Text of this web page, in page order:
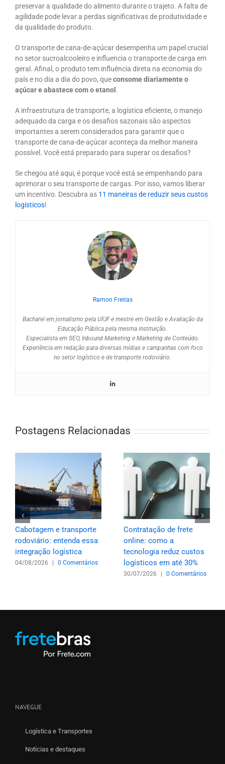
preservar a qualidade do alimento durante o trajeto. A falta de
agilidade pode levar a perdas significativas de produtividade e
da qualidade do produto.
O transporte de cana-de-açúcar desempenha um papel crucial
no setor sucroalcooleiro e influencia o transporte de carga em
geral. Afinal, o produto tem influência direta na economia do
país e no dia a dia do povo, queconsome diariamente o
açúcar e abastece com o etanol.
A infraestrutura de transporte, a logística eficiente, o manejo
adequado da carga e os desafios sazonais são aspectos
importantes a serem considerados para garantir que o
transporte de cana-de-açúcar aconteça da melhor maneira
possível. Você está preparado para superar os desafios?
Se chegou até aqui, é porque você está se empenhando para
aprimorar o seu transporte de cargas. Por isso, vamos liberar
um incentivo. Descubra as 11 maneiras de reduzir seus custos
logísticos!
Ramon Freitas
Bacharel em jornalismo pela UFJF e mestre em Gestão e Avaliação da
Educação Pública pela mesma instituição.
Especialista em SEO, Inbound Marketing e Marketing de Conteúdo.
Experiência em redação para diversas mídias e campanhas com foco
no setor logístico e de transporte rodoviário.
Postagens Relacionadas
Cabotagem e transporte
rodoviário: entenda essa
integração logística
04/08/2026 0 Comentários
Contratação de frete
online: como a
tecnologia reduz custos
logísticos em até 30%
30/07/2026 0 Comentários
NAVEGUE
Logística e Transportes
Notícias e destaques